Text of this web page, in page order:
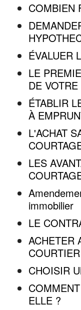
COMBIEN
ÉVALUER
LE
DE
ÉTABLIR
À
L'ACHAT
LES
immobilier
LE
ACHETER
CHOISIR
ELLE ?